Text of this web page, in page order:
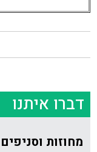
דברו איתנו
מחוזות וסניפים